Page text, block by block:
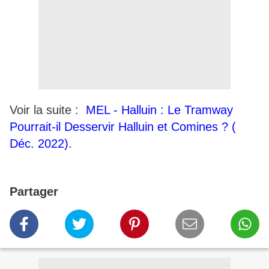
Voir la suite : MEL - Halluin : Le Tramway
Pourrait-il Desservir Halluin et Comines ? (
Déc. 2022).
Partager